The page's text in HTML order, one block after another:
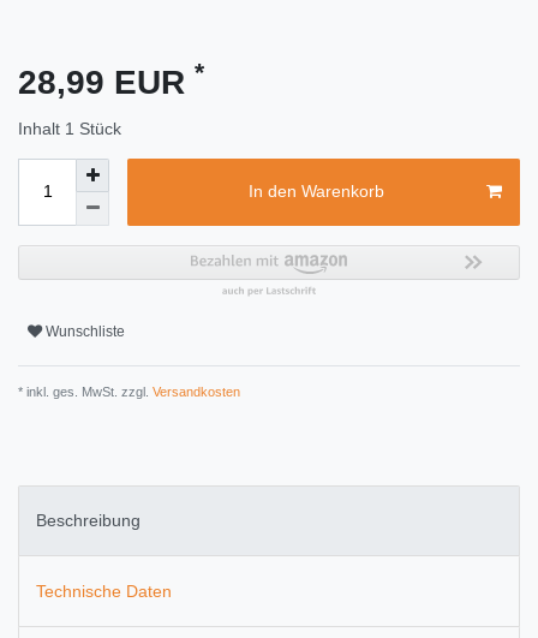
28,99 EUR *
Inhalt 1 Stück
In den Warenkorb
Wunschliste
* inkl. ges. MwSt. zzgl. Versandkosten
Beschreibung
Technische Daten